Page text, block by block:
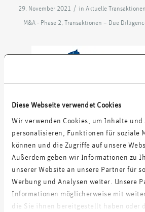
Diese Webseite verwendet Cookies
Wir verwenden Cookies, um Inhalte und
personalisieren, Funktionen für soziale
können und die Zugriffe auf unsere
Außerdem geben wir Informationen zu
unserer Website an unsere Partner für
Werbung und Analysen weiter. Unsere
Informationen möglicherweise mit
die Sie ihnen bereitgestellt haben oder
29. November 2021 / in Aktuelle Transaktionen
M&A - Phase 2 Transaktionen – Due
acquires
Commercial & IT Due